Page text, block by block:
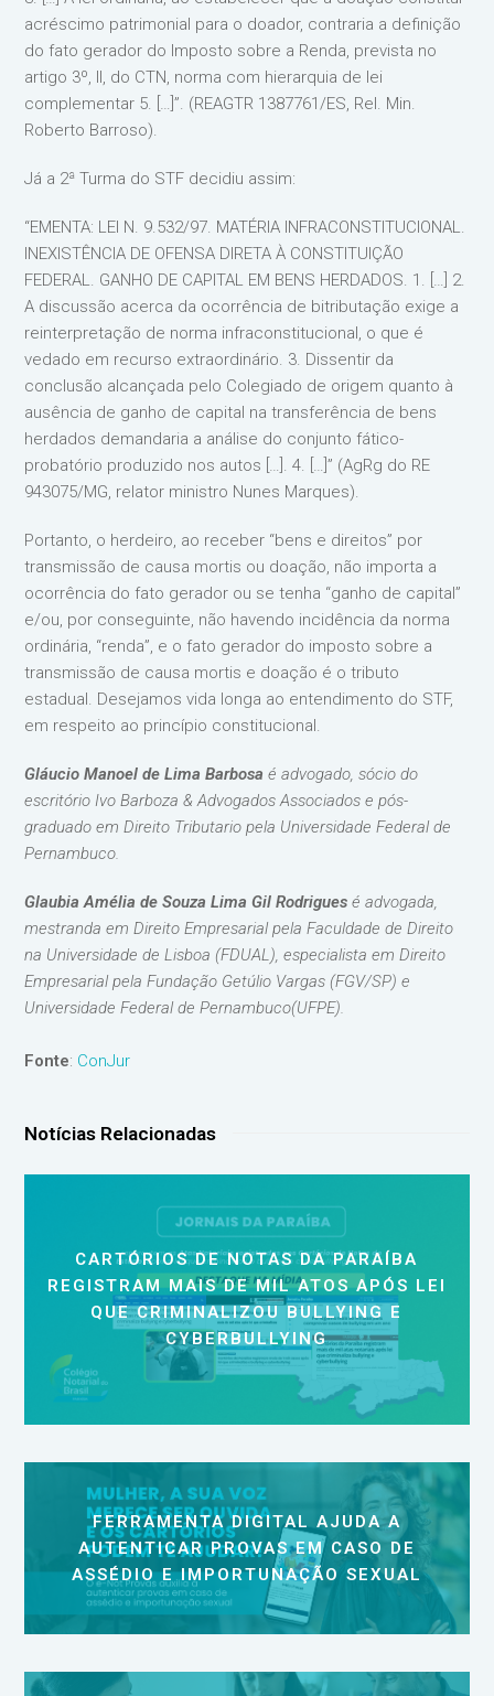
acréscimo patrimonial para o doador, contraria a definição
do fato gerador do Imposto sobre a Renda, prevista no
artigo 3º, II, do CTN, norma com hierarquia de lei
complementar 5. […]”. (REAGTR 1387761/ES, Rel. Min.
Roberto Barroso).
Já a 2ª Turma do STF decidiu assim:
“EMENTA: LEI N. 9.532/97. MATÉRIA INFRACONSTITUCIONAL.
INEXISTÊNCIA DE OFENSA DIRETA À CONSTITUIÇÃO
FEDERAL. GANHO DE CAPITAL EM BENS HERDADOS. 1. […] 2.
A discussão acerca da ocorrência de bitributação exige a
reinterpretação de norma infraconstitucional, o que é
vedado em recurso extraordinário. 3. Dissentir da
conclusão alcançada pelo Colegiado de origem quanto à
ausência de ganho de capital na transferência de bens
herdados demandaria a análise do conjunto fático-
probatório produzido nos autos […]. 4. […]” (AgRg do RE
943075/MG, relator ministro Nunes Marques).
Portanto, o herdeiro, ao receber “bens e direitos” por
transmissão de causa mortis ou doação, não importa a
ocorrência do fato gerador ou se tenha “ganho de capital”
e/ou, por conseguinte, não havendo incidência da norma
ordinária, “renda”, e o fato gerador do imposto sobre a
transmissão de causa mortis e doação é o tributo
estadual. Desejamos vida longa ao entendimento do STF,
em respeito ao princípio constitucional.
Gláucio Manoel de Lima Barbosa é advogado, sócio do
escritório Ivo Barboza & Advogados Associados e pós-
graduado em Direito Tributario pela Universidade Federal de
Pernambuco.
Glaubia Amélia de Souza Lima Gil Rodrigues é advogada,
mestranda em Direito Empresarial pela Faculdade de Direito
na Universidade de Lisboa (FDUAL), especialista em Direito
Empresarial pela Fundação Getúlio Vargas (FGV/SP) e
Universidade Federal de Pernambuco(UFPE).
Fonte: ConJur
Notícias Relacionadas
CARTÓRIOS DE NOTAS DA PARAÍBA
REGISTRAM MAIS DE MIL ATOS APÓS LEI
QUE CRIMINALIZOU BULLYING E
CYBERBULLYING
FERRAMENTA DIGITAL AJUDA A
AUTENTICAR PROVAS EM CASO DE
ASSÉDIO E IMPORTUNAÇÃO SEXUAL